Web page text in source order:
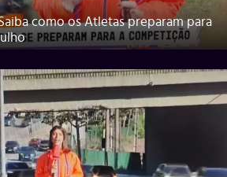
como os Atletas preparam para